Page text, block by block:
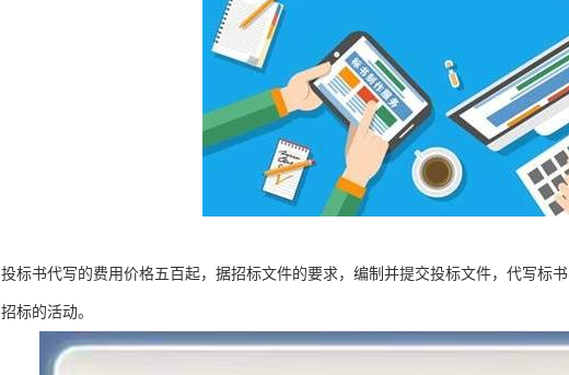
投标书代写的费用价格五百起，据招标文件的要求，编制并提交投标文件，代写标
招标的活动。